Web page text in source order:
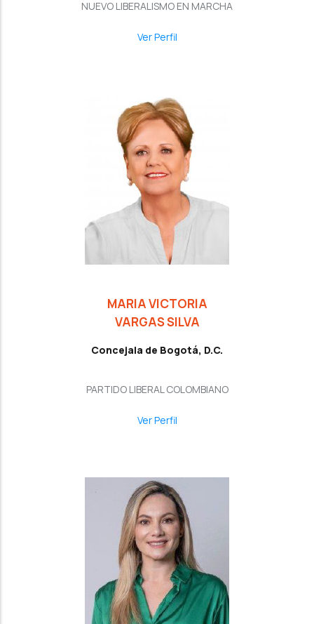
NUEVO LIBERALISMO EN MARCHA
Ver Perfil
MARIA VICTORIA
VARGAS SILVA
Concejala de Bogotá, D.C.
PARTIDO LIBERAL COLOMBIANO
Ver Perfil